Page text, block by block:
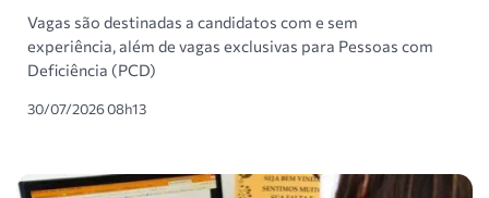
Vagas são destinadas a candidatos com e sem
experiência, além de vagas exclusivas para Pessoas com
Deficiência (PCD)
30/07/2026 08h13